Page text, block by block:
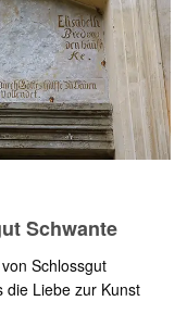
Schwante
Schlossgut
die Liebe zur Kunst